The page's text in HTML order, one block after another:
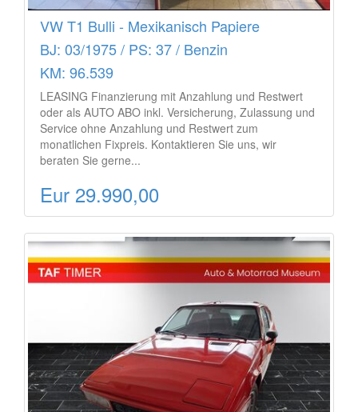
VW T1 Bulli - Mexikanisch Papiere
BJ: 03/1975 / PS: 37 / Benzin
KM: 96.539
LEASING Finanzierung mit Anzahlung und Restwert
oder als AUTO ABO inkl. Versicherung, Zulassung und
Service ohne Anzahlung und Restwert zum
monatlichen Fixpreis. Kontaktieren Sie uns, wir
beraten Sie gerne...
Eur 29.990,00